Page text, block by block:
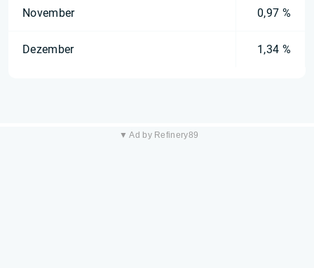
November 0,97 %
Dezember 1,34 %
▼ Ad by Refinery89